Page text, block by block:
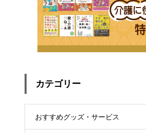
カテゴリー
おすすめグッズ・サービス